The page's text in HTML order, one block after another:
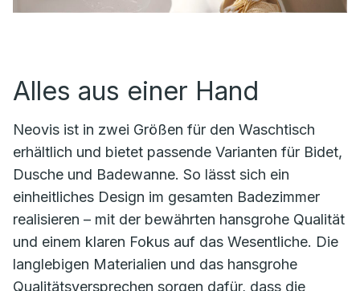
Alles aus einer Hand
Neovis ist in zwei Größen für den Waschtisch
erhältlich und bietet passende Varianten für Bidet,
Dusche und Badewanne. So lässt sich ein
einheitliches Design im gesamten Badezimmer
realisieren – mit der bewährten hansgrohe Qualität
und einem klaren Fokus auf das Wesentliche. Die
langlebigen Materialien und das hansgrohe
Qualitätsversprechen sorgen dafür, dass die